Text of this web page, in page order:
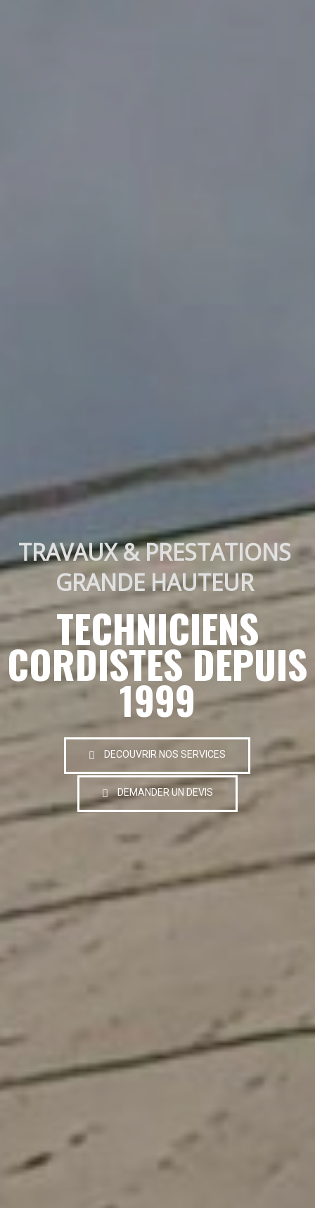
TRAVAUX & PRESTATIONS
GRANDE HAUTEUR
TECHNICIENS
CORDISTES DEPUIS
1999
DECOUVRIR NOS SERVICES
DEMANDER UN DEVIS